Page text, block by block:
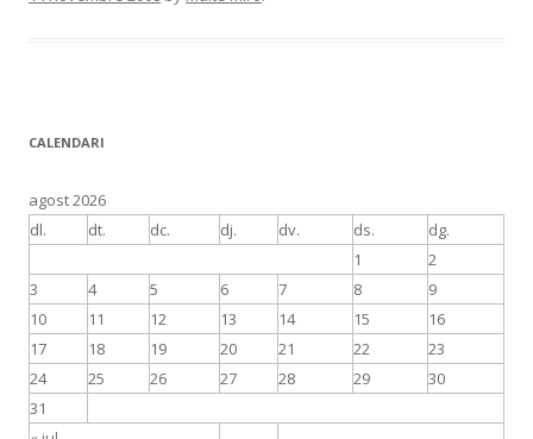
CALENDARI
agost 2026
dl.
dt. dc. dj. dv. ds. dg.
1
2
3
4 5 6 7 8
9
10
11 12 13 14 15
16
17
18 19 20 21 22
23
24
25 26 27 28 29
30
31